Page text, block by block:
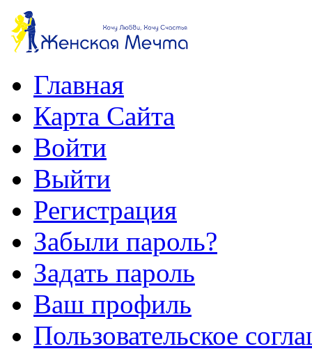
Главная
Карта Сайта
Войти
Выйти
Регистрация
Забыли пароль?
Задать пароль
Ваш профиль
Пользовательское